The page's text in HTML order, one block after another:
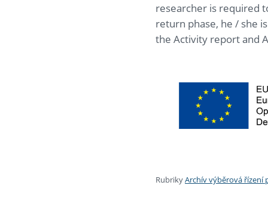
researcher is required
return phase, he / she
the Activity report and
RubrikyArchív výběrová řízení